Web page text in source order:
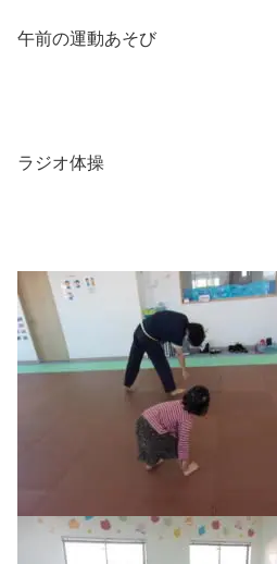
午前の運動あそび
ラジオ体操